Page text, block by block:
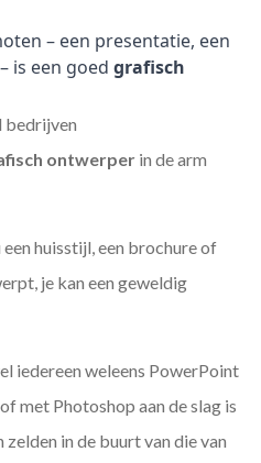
– een presentatie, een
is een goed grafisch
bedrijven
ontwerper in de arm
huisstijl, een brochure of
je kan een geweldig
iedereen weleens PowerPoint
met Photoshop aan de slag is
in de buurt van die van